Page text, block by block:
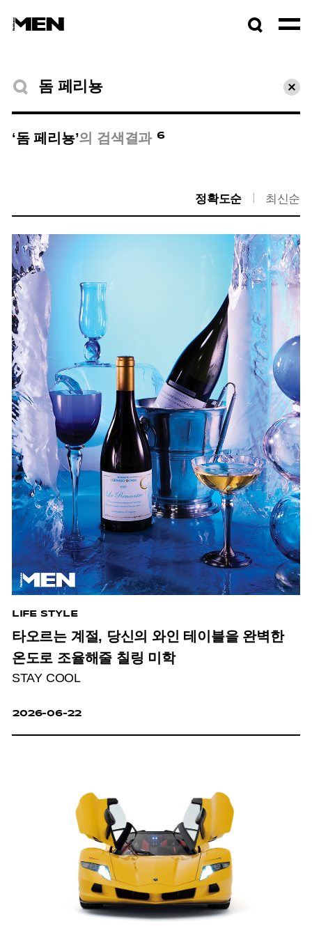
검색결과
초기
‘돔 페리뇽’의 검색결과 6
정확도순 최신순
LIFE STYLE
타오르는 계절, 당신의 와인 테이블을 완벽한
온도로 조율해줄 칠링 미학
STAY COOL
2026-06-22